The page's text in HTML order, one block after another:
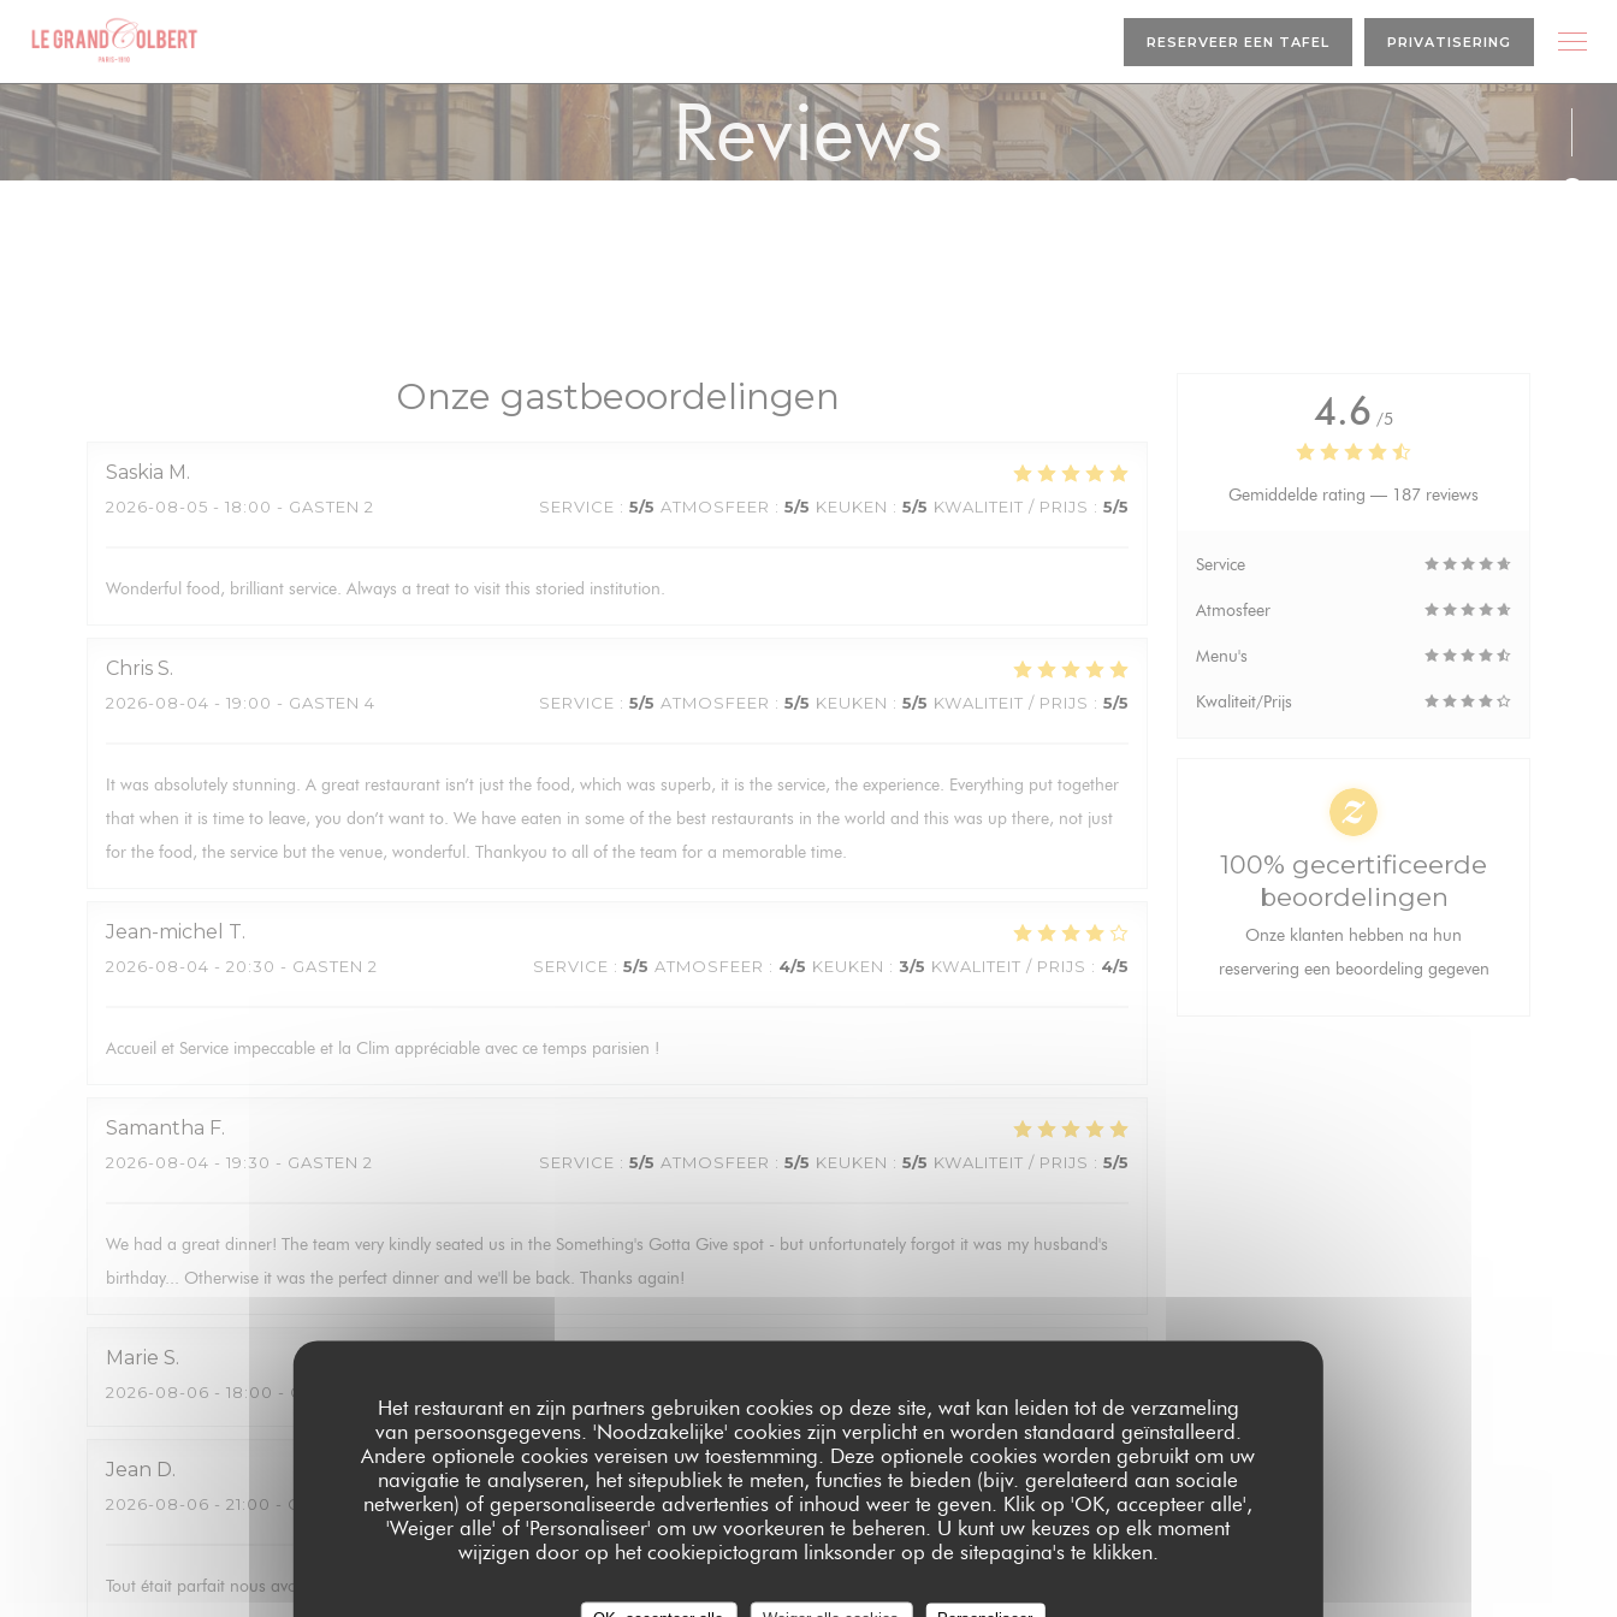
Cookies beheer paneel
Het restaurant en zijn partners gebruiken cookies op deze site, wat kan leiden tot de verzameling
van persoonsgegevens. 'Noodzakelijke' cookies zijn verplicht en worden standaard geïnstalleerd.
Andere optionele cookies vereisen uw toestemming. Deze optionele cookies worden gebruikt om uw
navigatie te analyseren, het sitepubliek te meten, functies te bieden (bijv. gerelateerd aan sociale
netwerken) of gepersonaliseerde advertenties of inhoud weer te geven. Klik op 'OK, accepteer alle',
'Weiger alle' of 'Personaliseer' om uw voorkeuren te beheren. U kunt uw keuzes op elk moment
wijzigen door op het cookiepictogram linksonder op de sitepagina's te klikken.
RESERVEER EEN TAFEL PRIVATISERING
Reviews
Onze gastbeoordelingen
Saskia M
2026-08-05 - 18:00 - GASTEN 2 SERVICE : 5/5 ATMOSFEER : 5/5 KEUKEN : 5/5 KWALITEIT / PRIJS : 5/5
Wonderful food, brilliant service. Always a treat to visit this storied institution.
Chris S
2026-08-04 - 19:00 - GASTEN 4 SERVICE : 5/5 ATMOSFEER : 5/5 KEUKEN : 5/5 KWALITEIT / PRIJS : 5/5
It was absolutely stunning. A great restaurant isn’t just the food, which was superb, it is the service, the experience. Everything put together
that when it is time to leave, you don’t want to. We have eaten in some of the best restaurants in the world and this was up there, not just
for the food, the service but the venue, wonderful. Thankyou to all of the team for a memorable time.
Jean-michel T
2026-08-04 - 20:30 - GASTEN 2 SERVICE : 5/5 ATMOSFEER : 4/5 KEUKEN : 3/5 KWALITEIT / PRIJS : 4/5
Accueil et Service impeccable et la Clim appréciable avec ce temps parisien !
Samantha F
2026-08-04 - 19:30 - GASTEN 2 SERVICE : 5/5 ATMOSFEER : 5/5 KEUKEN : 5/5 KWALITEIT / PRIJS : 5/5
We had a great dinner! The team very kindly seated us in the Something's Gotta Give spot - but unfortunately forgot it was my husband's
birthday... Otherwise it was the perfect dinner and we'll be back. Thanks again!
Marie S
2026-08-06 - 18:00 - GASTEN 2
Jean D
2026-08-06 - 21:00 - GASTEN 2 SERVICE: 5/5 ATMOSFEER : 5 /5 KEUKEN: 5 /5 KWALITEIT / PRIJS: 5 /5
Tout était parfait nous avons passé une très bonne soirée
4.6 /5
Gemiddelde rating — 187 reviews
Service
Atmosfeer
Menu's
Kwaliteit/Prijs
100% gecertificeerde
beoordelingen
Onze klanten hebben na hun
reservering een beoordeling gegeven